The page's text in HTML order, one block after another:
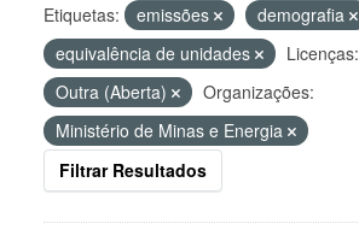
Etiquetas: emissões
demografia
equivalência de unidades
Licenças:
Outra (Aberta)
Organizações:
Ministério de Minas e Energia
Filtrar Resultados